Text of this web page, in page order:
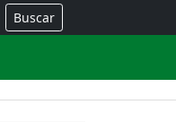
Buscar